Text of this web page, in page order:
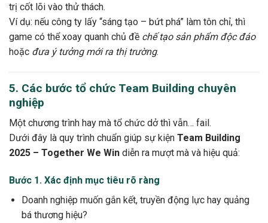
trị cốt lõi vào thử thách.
Ví dụ: nếu công ty lấy “sáng tạo – bứt phá” làm tôn chỉ, thì
game có thể xoay quanh chủ đề chế tạo sản phẩm độc đáo
hoặc đưa ý tưởng mới ra thị trường.
5. Các bước tổ chức Team Building chuyên
nghiệp
Một chương trình hay mà tổ chức dở thì vẫn… fail.
Dưới đây là quy trình chuẩn giúp sự kiện Team Building
2025 – Together We Win diễn ra mượt mà và hiệu quả:
Bước 1. Xác định mục tiêu rõ ràng
Doanh nghiệp muốn gắn kết, truyền động lực hay quảng
bá thương hiệu?